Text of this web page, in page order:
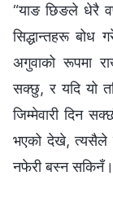
“याङ छिङले धेरै
सिद्धान्तहरू बोध
अगुवाको रूपमा
सक्छु, र यदि यो
जिम्मेवारी दिन
भएको देखे, त्यसैले
नफेरी बस्‍न सकिनँ।